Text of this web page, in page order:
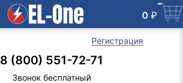
0 ₽
Регистрация
8 (800) 551-72-71
Звонок бесплатный